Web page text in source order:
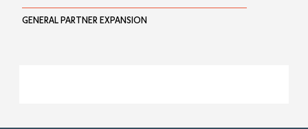
GENERAL PARTNER EXPANSION